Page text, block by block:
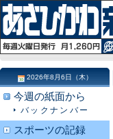
2026年8月6日（木）
今週の紙面から
バックナンバー
スポーツの記録